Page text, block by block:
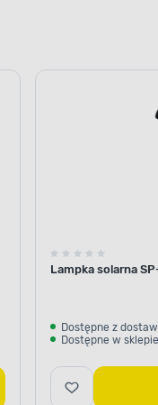
Lampka solarna
Dostępne z
Dostępne w sklepie